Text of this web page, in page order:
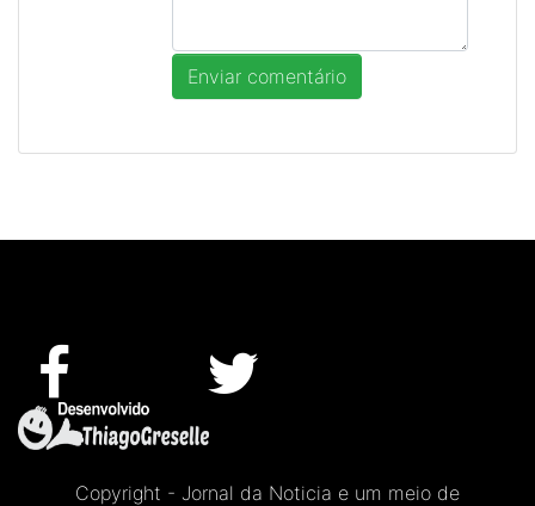
Copyright - Jornal da Noticia e um meio de